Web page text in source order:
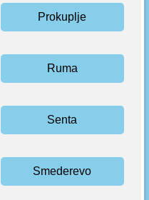
Prokuplje
Ruma
Senta
Smederevo